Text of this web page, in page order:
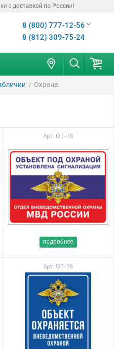
с доставкой по России!
8 (800) 777-12-56
8 (812) 309-75-24
Охрана
Арт. ОТ-78
подробнее
Арт. ОТ-76